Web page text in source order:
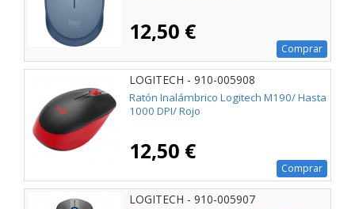
12,50 €
Comprar
LOGITECH - 910-005908
Ratón Inalámbrico Logitech M190/ Hasta
1000 DPI/ Rojo
12,50 €
Comprar
LOGITECH - 910-005907